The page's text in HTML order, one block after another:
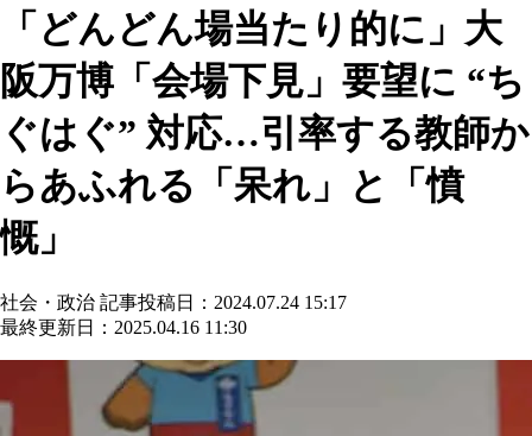
「どんどん場当たり的に」大
阪万博「会場下見」要望に “ち
ぐはぐ” 対応…引率する教師か
らあふれる「呆れ」と「憤
慨」
社会・政治 記事投稿日：2024.07.24 15:17
最終更新日：2025.04.16 11:30